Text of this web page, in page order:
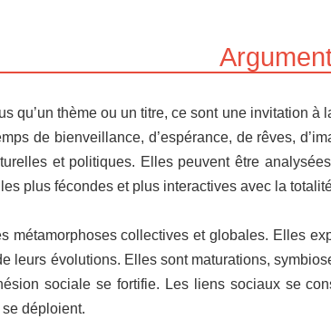
qu’un thème ou un titre, ce sont une invitation
de bienveillance, d’espérance, de rêves,
et politiques. Elles peuvent être
plus fécondes et plus interactives avec la
métamorphoses collectives et globales. Elles
leurs évolutions. Elles sont maturations,
sociale se fortifie. Les liens sociaux se
déploient.